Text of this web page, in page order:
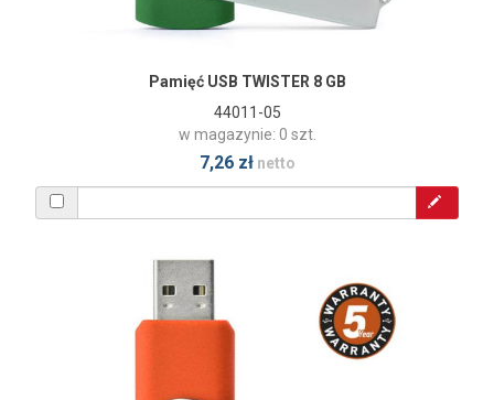
Pamięć USB TWISTER 8 GB
44011-05
w magazynie: 0 szt.
7,26 złnetto